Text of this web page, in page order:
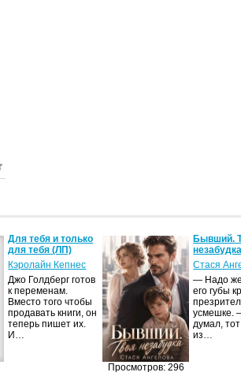
Для тебя и только
для тебя (ЛП)
Кэролайн Кепнес
Джо Голдберг готов
к переменам.
Вместо того чтобы
продавать книги, он
теперь пишет их.
И…
Просмотров: 296
Бывший.
Стася
— Надо
его губы
усмешке.
думал,
из…